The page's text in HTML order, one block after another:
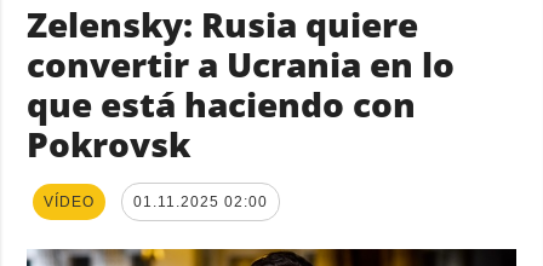
Zelensky: Rusia quiere
convertir a Ucrania en lo
que está haciendo con
Pokrovsk
VÍDEO 01.11.2025 02:00